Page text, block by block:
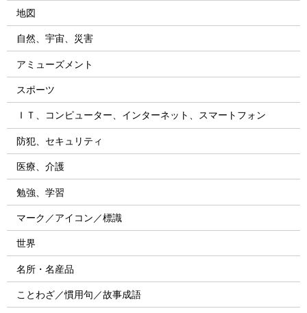
地図
自然、宇宙、災害
アミューズメント
スポーツ
ＩＴ、コンピューター、インターネット、スマートフォン
防犯、セキュリティ
医療、介護
勉強、学習
マーク／アイコン／標識
世界
名所・名産品
ことわざ／慣用句／故事成語